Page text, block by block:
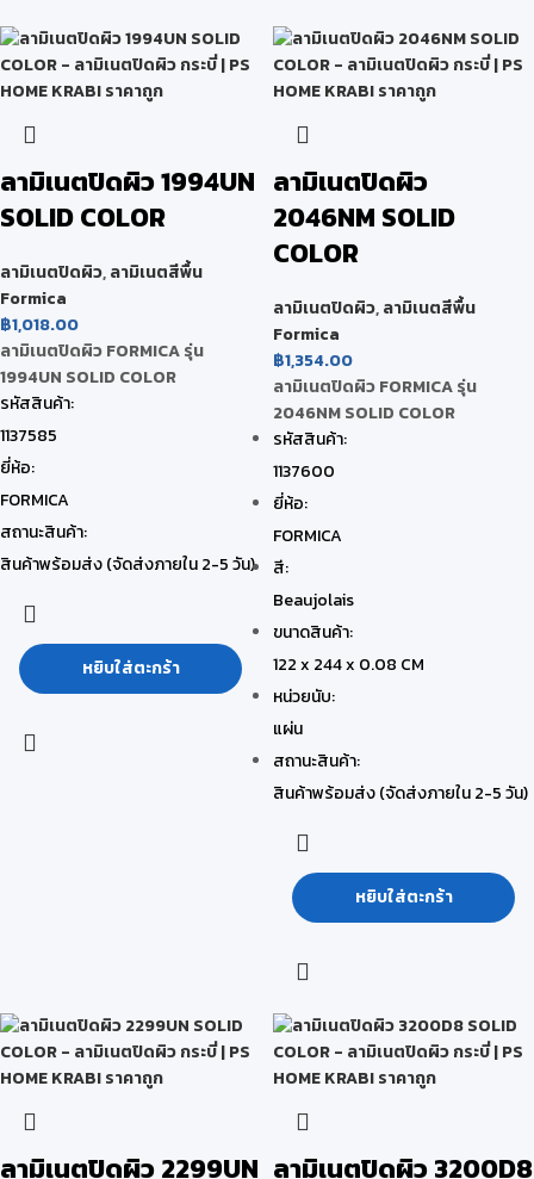
ลามิเนตปิดผิว 1994UN
SOLID COLOR
ลามิเนตปิดผิว,ลามิเนตสีพื้น
Formica
฿1,018.00
ลามิเนตปิดผิว FORMICA รุ่น
1994UN SOLID COLOR
รหัสสินค้า:
1137585
ยี่ห้อ:
FORMICA
สถานะสินค้า:
สินค้าพร้อมส่ง (จัดส่งภายใน 2-5 วัน)
หยิบใส่ตะกร้า
ลามิเนตปิดผิว
2046NM SOLID
COLOR
ลามิเนตปิดผิว,ลามิเนตสีพื้น
Formica
฿1,354.00
ลามิเนตปิดผิว FORMICA รุ่น
2046NM SOLID COLOR
รหัสสินค้า:
1137600
ยี่ห้อ:
FORMICA
สี:
Beaujolais
ขนาดสินค้า:
122 x 244 x 0.08 CM
หน่วยนับ:
แผ่น
สถานะสินค้า:
สินค้าพร้อมส่ง (จัดส่งภายใน 2-5 วัน)
หยิบใส่ตะกร้า
ลามิเนตปิดผิว 2299UN ลามิเนตปิดผิว 3200D8